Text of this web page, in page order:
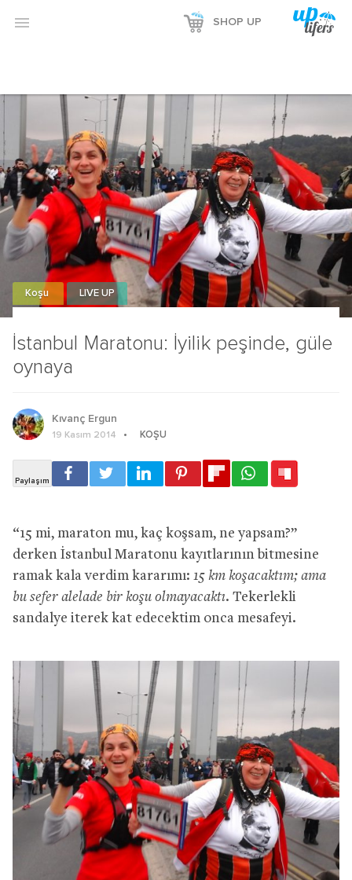
 SHOP UP
İstanbul Maratonu: İyilik peşinde, güle
oynaya
Koşu LIVE UP
Kıvanç Ergun
19 Kasım 2014 KOŞU
“15 mi, maraton mu, kaç koşsam, ne yapsam?”
derken İstanbul Maratonu kayıtlarının bitmesine
ramak kala verdim kararımı: 15 km koşacaktım; ama
bu sefer alelade bir koşu olmayacaktı. Tekerlekli
sandalye iterek kat edecektim onca mesafeyi.